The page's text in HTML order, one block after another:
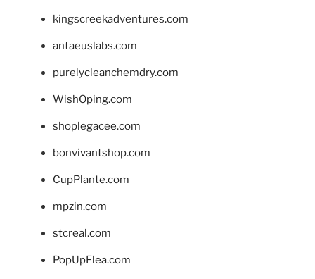
kingscreekadventures.com
antaeuslabs.com
purelycleanchemdry.com
WishOping.com
shoplegacee.com
bonvivantshop.com
CupPlante.com
mpzin.com
stcreal.com
PopUpFlea.com